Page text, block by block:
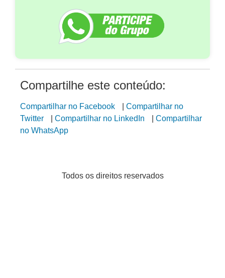
Compartilhe este conteúdo:
Compartilhar no Facebook
Compartilhar no
Twitter
Compartilhar no LinkedIn
Compartilhar
no WhatsApp
Todos os direitos reservados